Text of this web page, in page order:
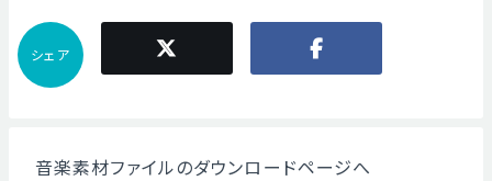
シェア
音楽素材ファイルのダウンロードページへ